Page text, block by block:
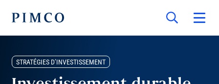
STRATÉGIES D’INVESTISSEMENT